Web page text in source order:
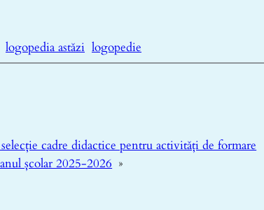
logopedia astăzi logopedie
cadre didactice pentru activități de formare
școlar 2025-2026 »